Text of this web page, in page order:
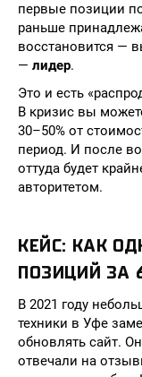
первые позиции
раньше
восстановится —
— лидер.
Это и есть
В кризис вы
30–50% от
период. И после
оттуда будет
авторитетом.
КЕЙС: КАК
ПОЗИЦИЙ ЗА
В 2021 году
техники в Уфе
обновлять сайт.
отвечали на